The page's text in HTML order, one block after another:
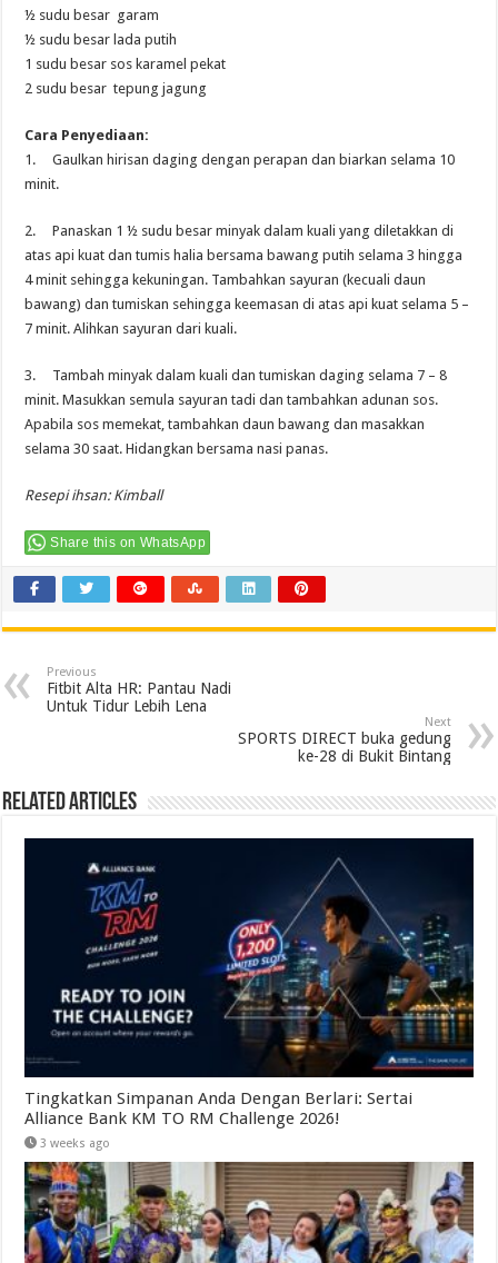
½ sudu besar garam
½ sudu besar lada putih
1 sudu besar sos karamel pekat
2 sudu besar tepung jagung
Cara Penyediaan:
1. Gaulkan hirisan daging dengan perapan dan biarkan selama 10
minit.
2. Panaskan 1 ½ sudu besar minyak dalam kuali yang diletakkan di
atas api kuat dan tumis halia bersama bawang putih selama 3 hingga
4 minit sehingga kekuningan. Tambahkan sayuran (kecuali daun
bawang) dan tumiskan sehingga keemasan di atas api kuat selama 5 –
7 minit. Alihkan sayuran dari kuali.
3. Tambah minyak dalam kuali dan tumiskan daging selama 7 – 8
minit. Masukkan semula sayuran tadi dan tambahkan adunan sos.
Apabila sos memekat, tambahkan daun bawang dan masakkan
selama 30 saat. Hidangkan bersama nasi panas.
Resepi ihsan: Kimball
Share this on WhatsApp
Previous
Fitbit Alta HR: Pantau Nadi
Untuk Tidur Lebih Lena
Next
SPORTS DIRECT buka gedung
ke-28 di Bukit Bintang
Related Articles
Tingkatkan Simpanan Anda Dengan Berlari: Sertai
Alliance Bank KM TO RM Challenge 2026!
3 weeks ago